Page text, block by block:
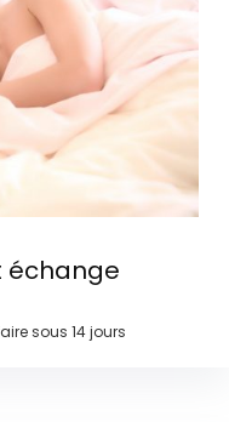
échange
sous 14 jours